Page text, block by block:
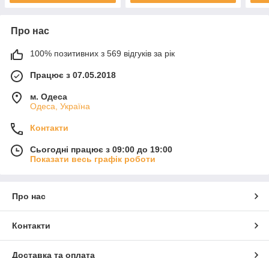
Про нас
100% позитивних з 569 відгуків за рік
Працює з 07.05.2018
м. Одеса
Одеса, Україна
Контакти
Сьогодні працює з 09:00 до 19:00
Показати весь графік роботи
Про нас
Контакти
Доставка та оплата